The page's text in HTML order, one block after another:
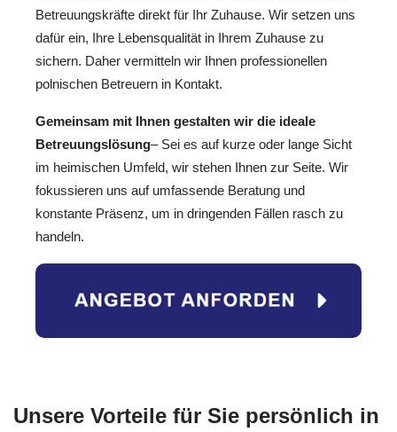
Betreuungskräfte direkt für Ihr Zuhause. Wir setzen uns
dafür ein, Ihre Lebensqualität in Ihrem Zuhause zu
sichern. Daher vermitteln wir Ihnen professionellen
polnischen Betreuern in Kontakt.
Gemeinsam mit Ihnen gestalten wir die ideale
Betreuungslösung– Sei es auf kurze oder lange Sicht
im heimischen Umfeld, wir stehen Ihnen zur Seite. Wir
fokussieren uns auf umfassende Beratung und
konstante Präsenz, um in dringenden Fällen rasch zu
handeln.
Unsere Vorteile für Sie persönlich in